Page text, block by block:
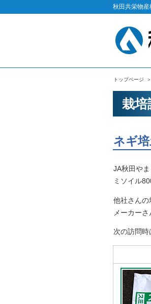
秋田共栄物
トップページ
栽培
ネギ
JA秋田や
ミソイル
他社さんの
メーカー
次の訪問時